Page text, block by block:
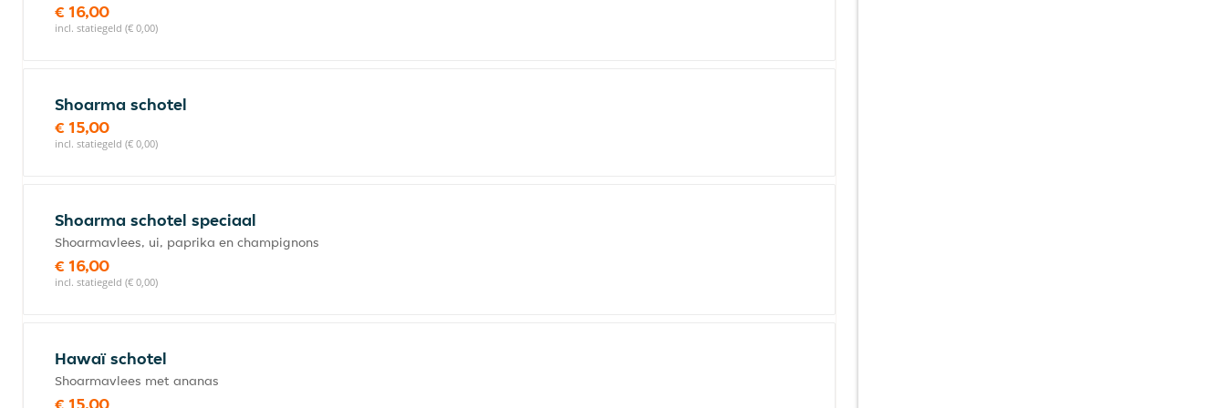
€ 16,00
incl. statiegeld (€ 0,00)
Shoarma schotel
€ 15,00
incl. statiegeld (€ 0,00)
Shoarma schotel speciaal
Shoarmavlees, ui, paprika en champignons
€ 16,00
incl. statiegeld (€ 0,00)
Hawaï schotel
Shoarmavlees met ananas